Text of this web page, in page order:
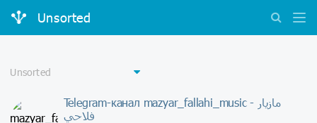
Unsorted
Telegram-канал mazyar_fallahi_music - مازيار
فلاحي